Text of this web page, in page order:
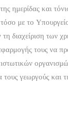
ημερίδας και
με το
διαχείριση των
τους να
τους γεωργούς και